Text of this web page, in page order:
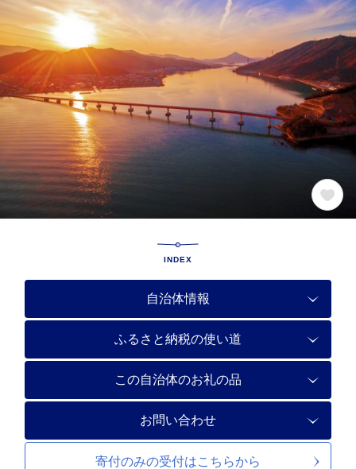
INDEX
自治体情報
ふるさと納税の使い道
この自治体のお礼の品
お問い合わせ
寄付のみの受付はこちらから